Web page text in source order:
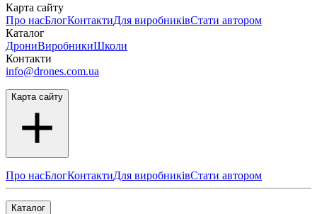
Карта сайту
Про насБлогКонтактиДля виробниківСтати автором
Каталог
ДрониВиробникиШколи
Контакти
info@drones.com.ua
Карта сайту
Про насБлогКонтактиДля виробниківСтати автором
Каталог